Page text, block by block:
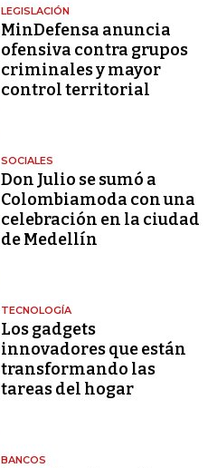
LEGISLACIÓN
MinDefensa anuncia
ofensiva contra grupos
criminales y mayor
control territorial
SOCIALES
Don Julio se sumó a
Colombiamoda con una
celebración en la ciudad
de Medellín
TECNOLOGÍA
Los gadgets
innovadores que están
transformando las
tareas del hogar
BANCOS